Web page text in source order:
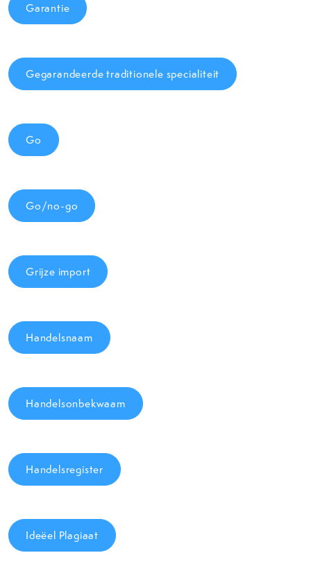
Garantie
Gegarandeerde traditionele specialiteit
Go
Go/no-go
Grijze import
Handelsnaam
Handelsonbekwaam
Handelsregister
Ideëel Plagiaat